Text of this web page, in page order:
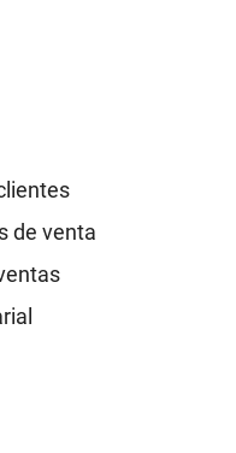
de venta